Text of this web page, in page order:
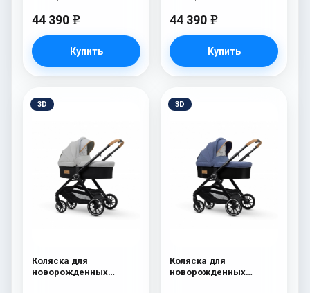
44 390 e
Купить
44 390 e
Купить
3D
Коляска для
новорожденных
3D
Коляска для
новорожденных